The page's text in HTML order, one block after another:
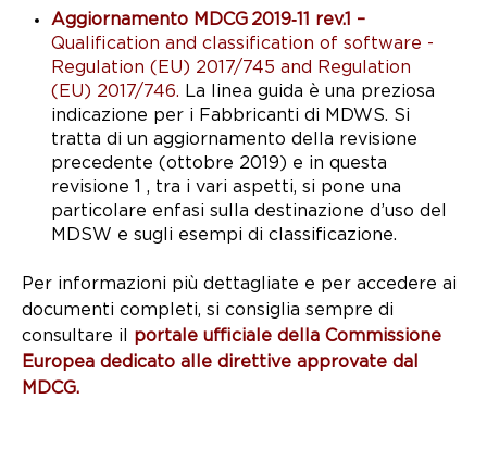
Aggiornamento MDCG 2019‑11 rev.1 –
Qualification and classification of software -
Regulation (EU) 2017/745 and Regulation
(EU) 2017/746. La linea guida è una preziosa
indicazione per i Fabbricanti di MDWS. Si
tratta di un aggiornamento della revisione
precedente (ottobre 2019) e in questa
revisione 1 , tra i vari aspetti, si pone una
particolare enfasi sulla destinazione d’uso del
MDSW e sugli esempi di classificazione.
Per informazioni più dettagliate e per accedere ai
documenti completi, si consiglia sempre di
consultare il
portale ufficiale della Commissione
Europea dedicato alle direttive approvate dal
MDCG.